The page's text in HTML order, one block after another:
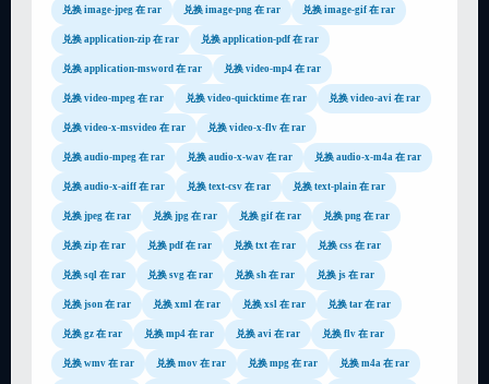
兑换 image-jpeg 在 rar 兑换 image-png 在 rar 兑换 image-gif 在 rar
兑换 application-zip 在 rar 兑换 application-pdf 在 rar
兑换 application-msword 在 rar 兑换 video-mp4 在 rar
兑换 video-mpeg 在 rar 兑换 video-quicktime 在 rar 兑换 video-avi 在 rar
兑换 video-x-msvideo 在 rar 兑换 video-x-flv 在 rar
兑换 audio-mpeg 在 rar 兑换 audio-x-wav 在 rar 兑换 audio-x-m4a 在 rar
兑换 audio-x-aiff 在 rar 兑换 text-csv 在 rar 兑换 text-plain 在 rar
兑换 jpeg 在 rar 兑换 jpg 在 rar 兑换 gif 在 rar 兑换 png 在 rar
兑换 zip 在 rar 兑换 pdf 在 rar 兑换 txt 在 rar 兑换 css 在 rar
兑换 sql 在 rar 兑换 svg 在 rar 兑换 sh 在 rar 兑换 js 在 rar
兑换 json 在 rar 兑换 xml 在 rar 兑换 xsl 在 rar 兑换 tar 在 rar
兑换 gz 在 rar 兑换 mp4 在 rar 兑换 avi 在 rar 兑换 flv 在 rar
兑换 wmv 在 rar 兑换 mov 在 rar 兑换 mpg 在 rar 兑换 m4a 在 rar